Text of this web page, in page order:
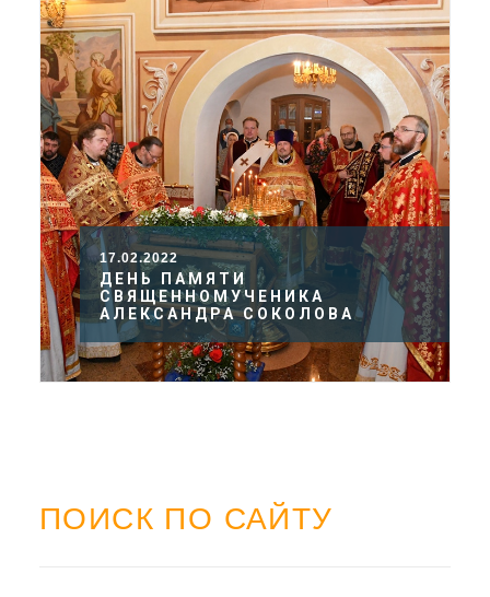
17.02.2022
ДЕНЬ ПАМЯТИ
СВЯЩЕННОМУЧЕНИКА
АЛЕКСАНДРА СОКОЛОВА
ПОИСК ПО САЙТУ